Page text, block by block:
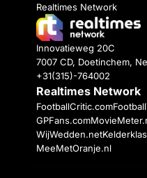
Realtimes Network
Innovatieweg 20C
7007 CD, Doetinchem,
+31(315)-764002
Realtimes Network
FootballCritic.com
GPFans.com
WijWedden.net
MeeMetOranje.nl